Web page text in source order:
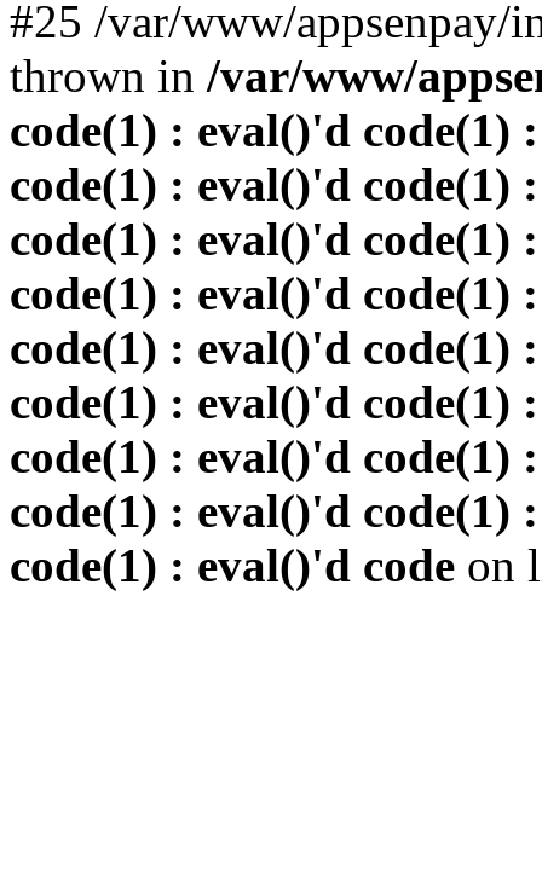
#25 /var/www/
thrown in /var/www/
code(1) : eval()'d code(1)
code(1) : eval()'d code(1)
code(1) : eval()'d code(1)
code(1) : eval()'d code(1)
code(1) : eval()'d code(1)
code(1) : eval()'d code(1)
code(1) : eval()'d code(1)
code(1) : eval()'d code(1)
code(1) : eval()'d code on